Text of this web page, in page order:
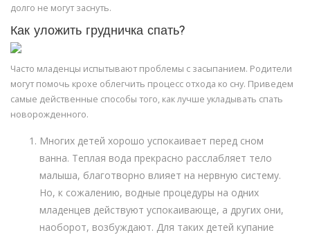
долго не могут заснуть.
Как уложить грудничка спать?
Часто младенцы испытывают проблемы с засыпанием. Родители
могут помочь крохе облегчить процесс отхода ко сну. Приведем
самые действенные способы того, как лучше укладывать спать
новорожденного.
Многих детей хорошо успокаивает перед сном
ванна. Теплая вода прекрасно расслабляет тело
малыша, благотворно влияет на нервную систему.
Но, к сожалению, водные процедуры на одних
младенцев действуют успокаивающе, а других они,
наоборот, возбуждают. Для таких детей купание